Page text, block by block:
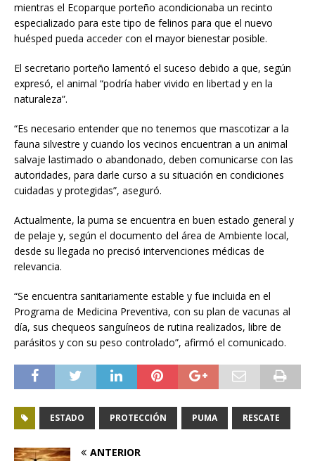
mientras el Ecoparque porteño acondicionaba un recinto
especializado para este tipo de felinos para que el nuevo
huésped pueda acceder con el mayor bienestar posible.
El secretario porteño lamentó el suceso debido a que, según
expresó, el animal “podría haber vivido en libertad y en la
naturaleza”.
“Es necesario entender que no tenemos que mascotizar a la
fauna silvestre y cuando los vecinos encuentran a un animal
salvaje lastimado o abandonado, deben comunicarse con las
autoridades, para darle curso a su situación en condiciones
cuidadas y protegidas”, aseguró.
Actualmente, la puma se encuentra en buen estado general y
de pelaje y, según el documento del área de Ambiente local,
desde su llegada no precisó intervenciones médicas de
relevancia.
“Se encuentra sanitariamente estable y fue incluida en el
Programa de Medicina Preventiva, con su plan de vacunas al
día, sus chequeos sanguíneos de rutina realizados, libre de
parásitos y con su peso controlado”, afirmó el comunicado.
ESTADO PROTECCIÓN PUMA RESCATE
ANTERIOR